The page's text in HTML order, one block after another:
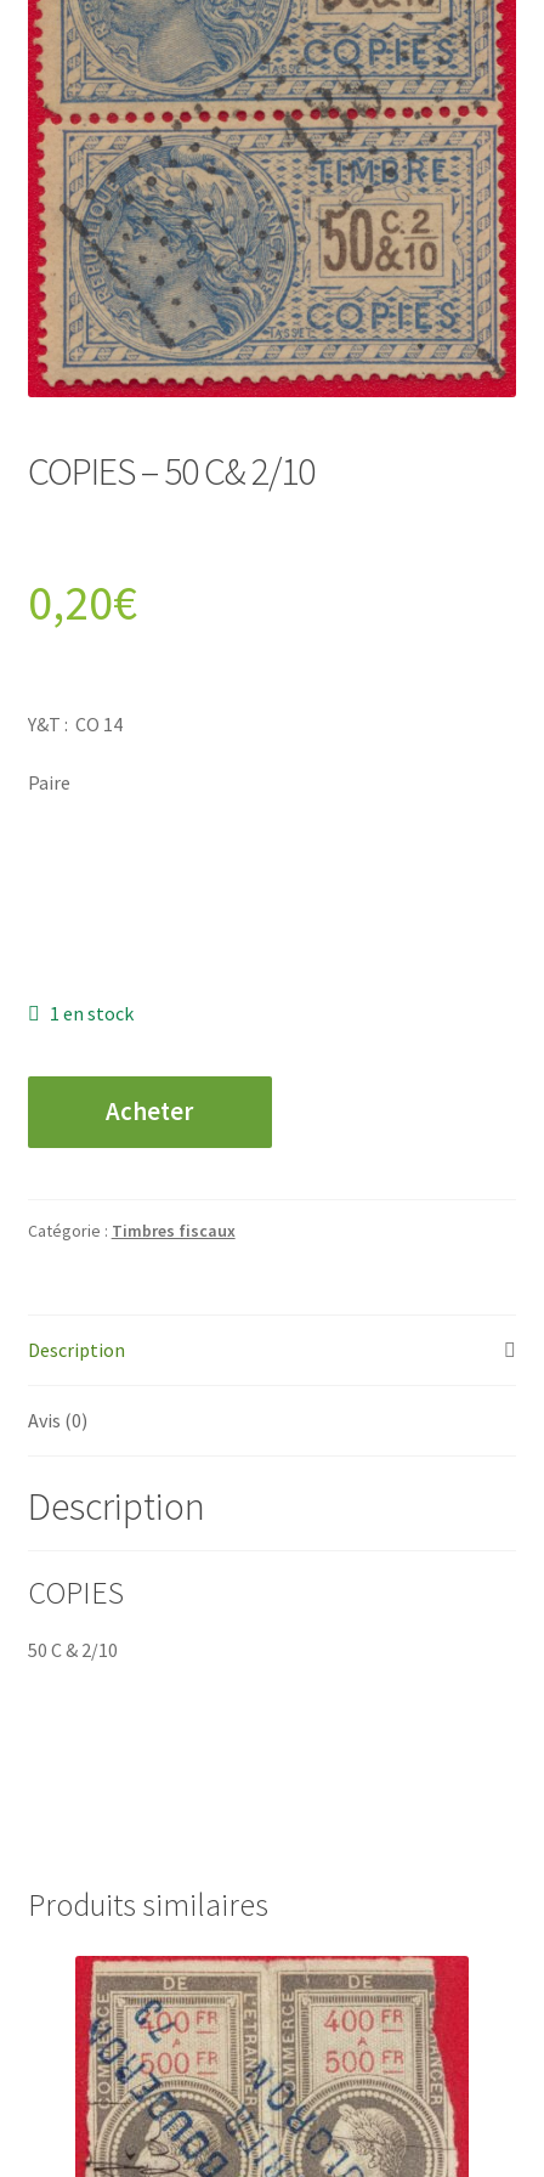
COPIES – 50 C& 2/10
0,20€
Y&T : CO 14
Paire
1 en stock
COPIES
C&
Acheter
Catégorie : Timbres fiscaux
Description
Avis (0)
Description
COPIES
50 C & 2/10
Produits similaires